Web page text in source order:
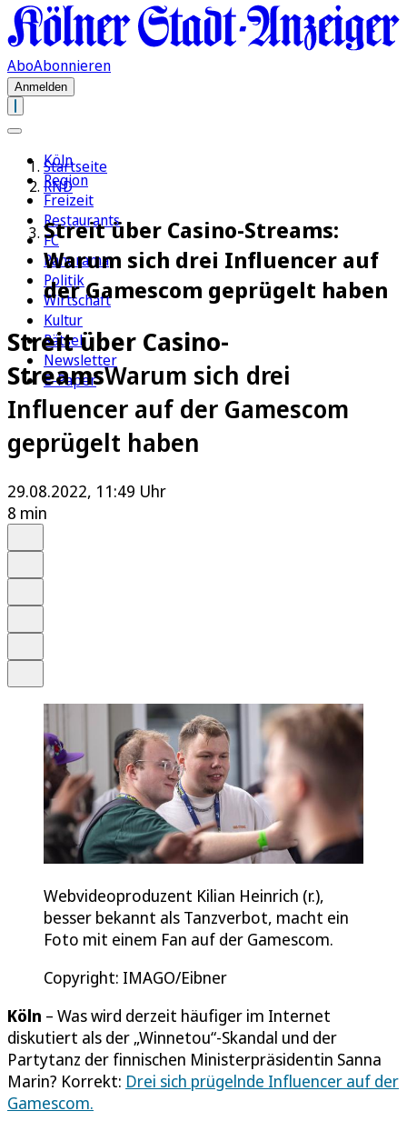
AboAbonnieren
Anmelden
Köln
Region
Freizeit
Restaurants
FC
Panorama
Politik
Wirtschaft
Kultur
Rätsel
Newsletter
E-Paper
Startseite
RND
Streit über Casino-Streams:
Warum sich drei Influencer auf
der Gamescom geprügelt haben
Streit über Casino-
StreamsWarum sich drei
Influencer auf der Gamescom
geprügelt haben
29.08.2022, 11:49 Uhr
8 min
Webvideoproduzent Kilian Heinrich (r.),
besser bekannt als Tanzverbot, macht ein
Foto mit einem Fan auf der Gamescom.
Copyright: IMAGO/Eibner
Köln – Was wird derzeit häufiger im Internet
diskutiert als der „Winnetou“-Skandal und der
Partytanz der finnischen Ministerpräsidentin Sanna
Marin? Korrekt: Drei sich prügelnde Influencer auf der
Gamescom.